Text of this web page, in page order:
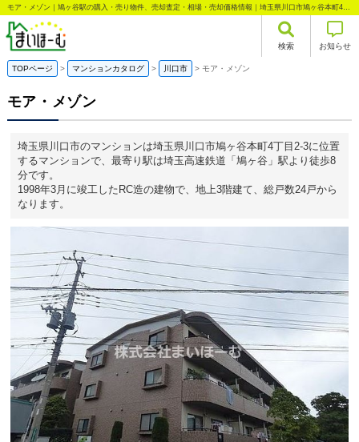
モア・メゾン｜鳩ヶ谷駅の購入・売り物件、売却査定・相場・売却価格情報｜埼玉県川口市鳩ヶ谷本町4丁目のマンション情報｜まいほーむ
検索 お知らせ
TOPページ マンションカタログ 川口市 モア・メゾン
モア・メゾン
埼玉県川口市のマンションは埼玉県川口市鳩ヶ谷本町4丁目2-3に位置
するマンションで、最寄り駅は埼玉高速鉄道「鳩ヶ谷」駅より徒歩8
分です。
1998年3月に竣工したRC造の建物で、地上3階建て、総戸数24戸から
なります。